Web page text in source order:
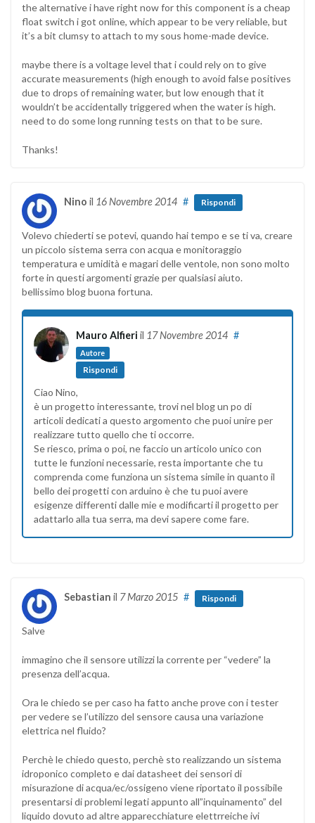
the alternative i have right now for this component is a cheap
float switch i got online, which appear to be very reliable, but
it’s a bit clumsy to attach to my sous home-made device.
maybe there is a voltage level that i could rely on to give
accurate measurements (high enough to avoid false positives
due to drops of remaining water, but low enough that it
wouldn’t be accidentally triggered when the water is high.
need to do some long running tests on that to be sure.
Thanks!
Nino il 16 Novembre 2014 # Rispondi
Volevo chiederti se potevi, quando hai tempo e se ti va, creare
un piccolo sistema serra con acqua e monitoraggio
temperatura e umidità e magari delle ventole, non sono molto
forte in questi argomenti grazie per qualsiasi aiuto.
bellissimo blog buona fortuna.
Mauro Alfieri il 17 Novembre 2014
Autore
#
Rispondi
Ciao Nino,
è un progetto interessante, trovi nel blog un po di
articoli dedicati a questo argomento che puoi unire per
realizzare tutto quello che ti occorre.
Se riesco, prima o poi, ne faccio un articolo unico con
tutte le funzioni necessarie, resta importante che tu
comprenda come funziona un sistema simile in quanto il
bello dei progetti con arduino è che tu puoi avere
esigenze differenti dalle mie e modificarti il progetto per
adattarlo alla tua serra, ma devi sapere come fare.
Sebastian il 7 Marzo 2015 # Rispondi
Salve
immagino che il sensore utilizzi la corrente per “vedere” la
presenza dell’acqua.
Ora le chiedo se per caso ha fatto anche prove con i tester
per vedere se l’utilizzo del sensore causa una variazione
elettrica nel fluido?
Perchè le chiedo questo, perchè sto realizzando un sistema
idroponico completo e dai datasheet dei sensori di
misurazione di acqua/ec/ossigeno viene riportato il possibile
presentarsi di problemi legati appunto all”inquinamento” del
liquido dovuto ad altre apparecchiature elettrreiche ivi